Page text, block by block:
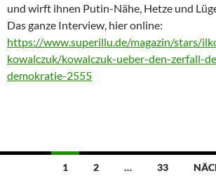
und wirft ihnen Putin-Nähe, Hetze und
Das ganze Interview, hier online:
https://www.superillu.de/magazin/stars/
kowalczuk/kowalczuk-ueber-den-zerfall-
demokratie-2555
Beitragsnavigation
1 2 … 33